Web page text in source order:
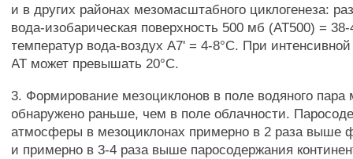
и в других районах мезомасштабного циклогенеза:
вода-изобарическая поверхность 500 мб (АТ500) = 38-
температур вода-воздух А7' = 4-8°С. При
АТ может превышать 20°С.
3. Формирование мезоциклонов в поле водяного пара
обнаружено раньше, чем в поле облачности.
атмосферы в мезоциклонах примерно в 2 раза выше
и примерно в 3-4 раза выше паросодержания